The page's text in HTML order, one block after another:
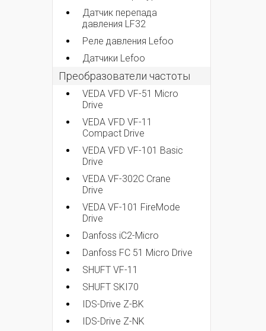
Датчик перепада
давления LF32
Реле давления Lefoo
Датчики Lefoo
Преобразователи частоты
VEDA VFD VF-51 Micro
Drive
VEDA VFD VF-11
Compact Drive
VEDA VFD VF-101 Basic
Drive
VEDA VF-302C Crane
Drive
VEDA VF-101 FireMode
Drive
Danfoss iC2-Micro
Danfoss FC 51 Micro Drive
SHUFT VF-11
SHUFT SKI70
IDS-Drive Z-BK
IDS-Drive Z-NK